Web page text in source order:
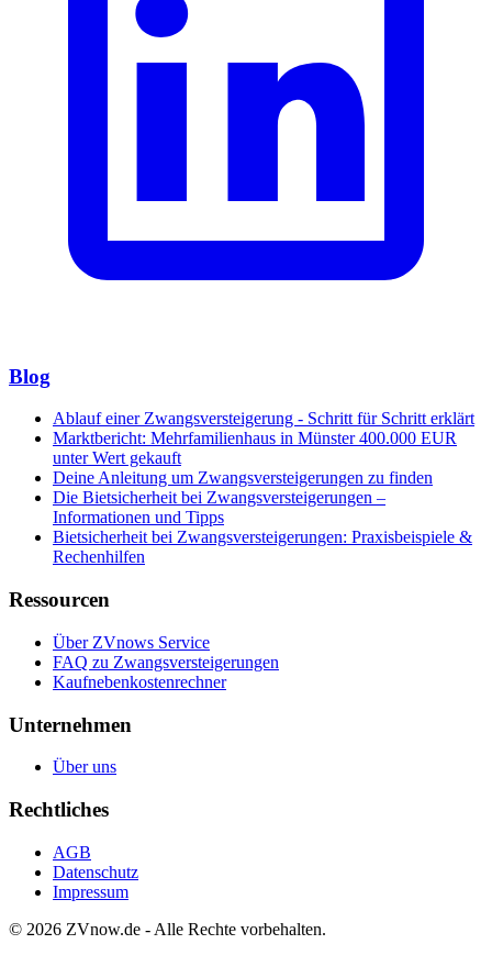
Blog
Ablauf einer Zwangsversteigerung - Schritt für Schritt erklärt
Marktbericht: Mehrfamilienhaus in Münster 400.000 EUR
unter Wert gekauft
Deine Anleitung um Zwangsversteigerungen zu finden
Die Bietsicherheit bei Zwangsversteigerungen –
Informationen und Tipps
Bietsicherheit bei Zwangsversteigerungen: Praxisbeispiele &
Rechenhilfen
Ressourcen
Über ZVnows Service
FAQ zu Zwangsversteigerungen
Kaufnebenkostenrechner
Unternehmen
Über uns
Rechtliches
AGB
Datenschutz
Impressum
© 2026 ZVnow.de - Alle Rechte vorbehalten.